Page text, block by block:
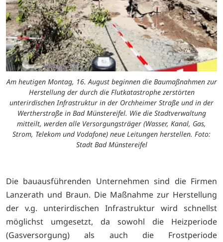
Am heutigen Montag, 16. August beginnen die Baumaßnahmen zur
Herstellung der durch die Flutkatastrophe zerstörten
unterirdischen Infrastruktur in der Orchheimer Straße und in der
Wertherstraße in Bad Münstereifel. Wie die Stadtverwaltung
mitteilt, werden alle Versorgungsträger (Wasser, Kanal, Gas,
Strom, Telekom und Vodafone) neue Leitungen herstellen. Foto:
Stadt Bad Münstereifel
Die bauausführenden Unternehmen sind die Firmen
Lanzerath und Braun. Die Maßnahme zur Herstellung
der v.g. unterirdischen Infrastruktur wird schnellst
möglichst umgesetzt, da sowohl die Heizperiode
(Gasversorgung) als auch die Frostperiode